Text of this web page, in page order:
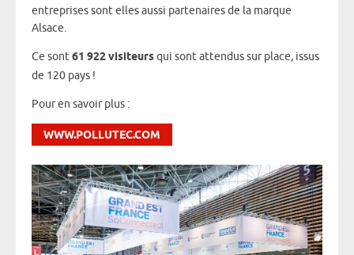
entreprises sont elles aussi partenaires de la marque
Alsace.
Ce sont 61 922 visiteursqui sont attendus sur place, issus
de 120 pays !
Pour en savoir plus :
WWW.POLLUTEC.COM